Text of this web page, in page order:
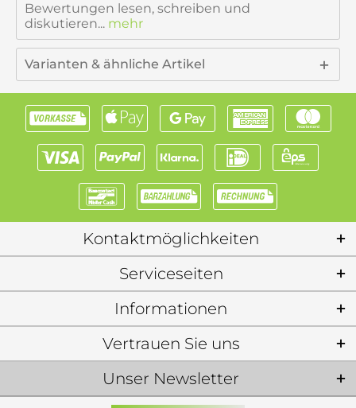
Bewertungen lesen, schreiben und
diskutieren... mehr
Varianten & ähnliche Artikel
Kontaktmöglichkeiten
Serviceseiten
Informationen
Unser Newsletter
Vertrauen Sie uns